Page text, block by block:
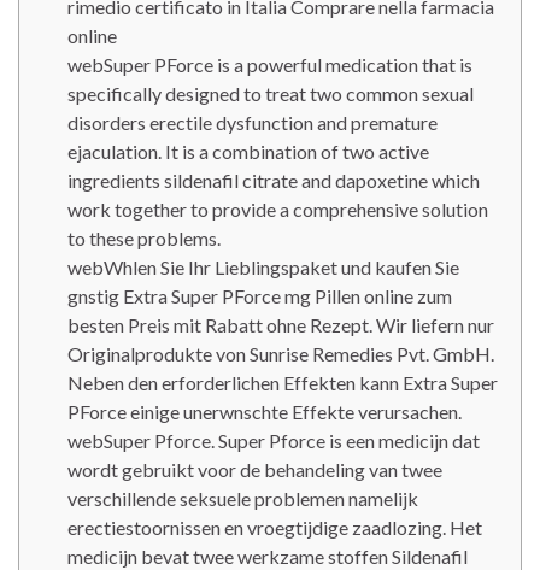
rimedio certificato in Italia Comprare nella farmacia
online
webSuper PForce is a powerful medication that is
specifically designed to treat two common sexual
disorders erectile dysfunction and premature
ejaculation. It is a combination of two active
ingredients sildenafil citrate and dapoxetine which
work together to provide a comprehensive solution
to these problems.
webWhlen Sie Ihr Lieblingspaket und kaufen Sie
gnstig Extra Super PForce mg Pillen online zum
besten Preis mit Rabatt ohne Rezept. Wir liefern nur
Originalprodukte von Sunrise Remedies Pvt. GmbH.
Neben den erforderlichen Effekten kann Extra Super
PForce einige unerwnschte Effekte verursachen.
webSuper Pforce. Super Pforce is een medicijn dat
wordt gebruikt voor de behandeling van twee
verschillende seksuele problemen namelijk
erectiestoornissen en vroegtijdige zaadlozing. Het
medicijn bevat twee werkzame stoffen Sildenafil